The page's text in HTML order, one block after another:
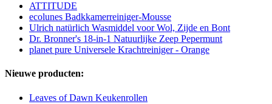
ATTITUDE
ecolunes Badkkamerreiniger-Mousse
Ulrich natürlich Wasmiddel voor Wol, Zijde en Bont
Dr. Bronner's 18-in-1 Natuurlijke Zeep Pepermunt
planet pure Universele Krachtreiniger - Orange
Nieuwe producten:
Leaves of Dawn Keukenrollen